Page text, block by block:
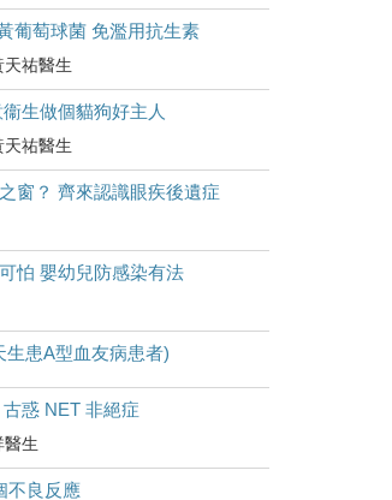
葡萄球菌 免濫用抗生素
祐醫生
衞生做個貓狗好主人
祐醫生
窗？ 齊來認識眼疾後遺症
怕 嬰幼兒防感染有法
患A型血友病患者)
古惑 NET 非絕症
醫生
不良反應